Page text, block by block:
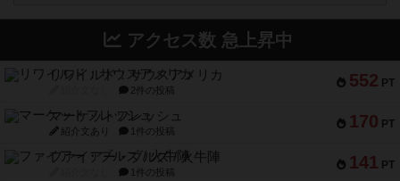
アクセス数 急上昇中
552 PT
リワイルド：サウスアメリカ
2件の投稿
170 PT
マーケットフレッシュ
紹介文あり 1件の投稿
141 PT
ファイアー・ブルズ / 火牛陣
1件の投稿